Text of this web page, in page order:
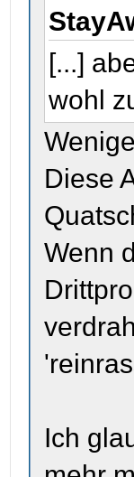
[...]
wohl
Diese
Wenn
Ich